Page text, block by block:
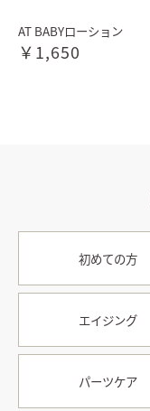
AT BABYローション
￥1,650
初めての方
エイジング
パーツケア